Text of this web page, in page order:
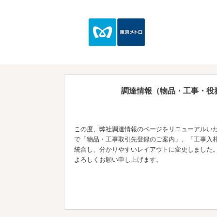
調達情報（物品・工事・
この度、弊社調達情報のページをリニューアル
で「物品・工事取引先登録のご案内」、「工事
統合し、分かりやすいレイアウトに変更しまし
よろしくお願い申し上げます。